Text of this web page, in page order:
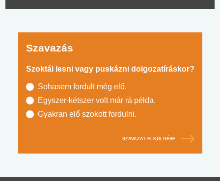
Szavazás
Szoktál lesni vagy puskázni dolgozatíráskor?
Sohasem fordult még elő.
Egyszer-kétszer volt már rá példa.
Gyakran elő szokott fordulni.
SZAVAZAT ELKÜLDÉSE